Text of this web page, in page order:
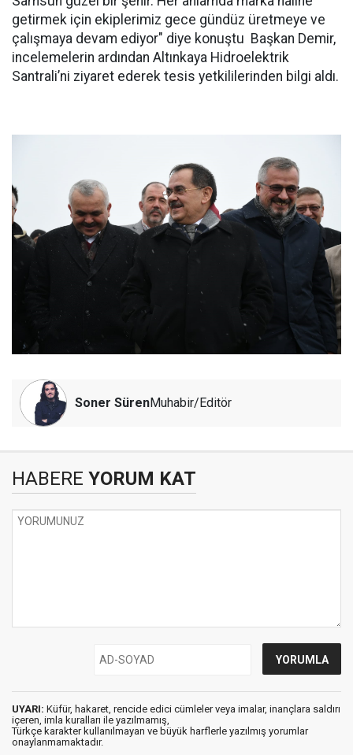
getirmek için ekiplerimiz gece gündüz üretmeye ve
çalışmaya devam ediyor" diye konuştu Başkan Demir,
incelemelerin ardından Altınkaya Hidroelektrik
Santrali’ni ziyaret ederek tesis yetkililerinden bilgi aldı.
Soner SürenMuhabir/Editör
HABERE YORUM KAT
UYARI: Küfür, hakaret, rencide edici cümleler veya imalar, inançlara saldırı
içeren, imla kuralları ile yazılmamış,
Türkçe karakter kullanılmayan ve büyük harflerle yazılmış yorumlar
onaylanmamaktadır.